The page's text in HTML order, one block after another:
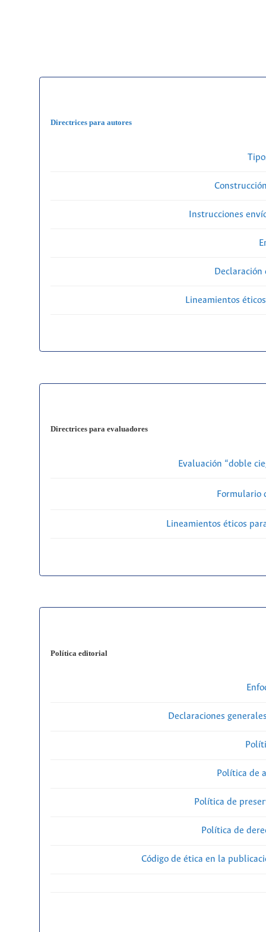
Directrices para autores
Instrucciones
Lineamientos
Directrices para evaluadores
Evaluación “doble
Formulario
Lineamientos éticos
Política editorial
Declaraciones
Política de
Política de
Política de
Código de ética en la